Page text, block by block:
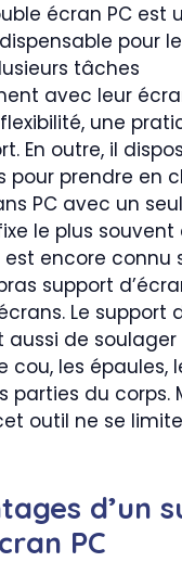
écran PC est
pour
tâches
avec leur
une
En outre, il
pour prendre en
PC avec un
le plus souvent
encore connu
support
Le support
de soulager
cou, les épaules,
parties du corps.
outil ne se
d’un
PC